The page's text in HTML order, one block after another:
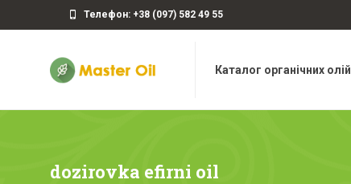
Телефон: +38 (097) 582 49 55
Каталог органічних олій
dozirovka efirni oil